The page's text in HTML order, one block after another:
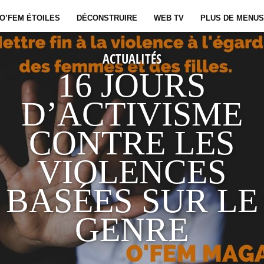
O’FEM ÉTOILES DÉCONSTRUIRE WEB TV PLUS DE MENUS
ACTUALITÉS
16 JOURS
D’ACTIVISME
CONTRE LES
VIOLENCES
BASÉES SUR LE
GENRE
VIOLENCE BASÉE SUR LE GENRE J’ENTENDS LA